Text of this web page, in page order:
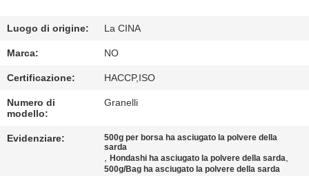
CONTATTACI
NOTIZIE
CASI
Luogo di origine: La CINA
Marca: NO
Certificazione: HACCP,ISO
Numero di
modello:
Granelli
Evidenziare:
500g per borsa ha asciugato la polvere della
sarda
,Hondashi ha asciugato la polvere della sarda,
500g/Bag ha asciugato la polvere della sarda